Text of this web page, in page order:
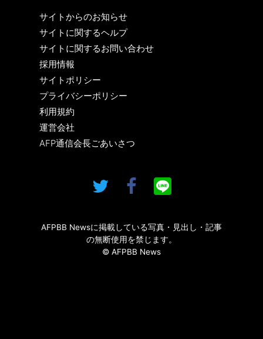
サイトからのお知らせ
サイトに関するヘルプ
サイトに関するお問い合わせ
採用情報
サイトポリシー
プライバシーポリシー
利用規約
運営会社
AFP通信会長ごあいさつ
AFPBB Newsに掲載している写真・見出し・記事
の無断使用を禁じます。
© AFPBB News